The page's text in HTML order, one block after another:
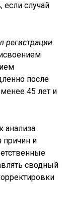
если случай
регистрации
после
45 лет и
анализа
причин и
сводный